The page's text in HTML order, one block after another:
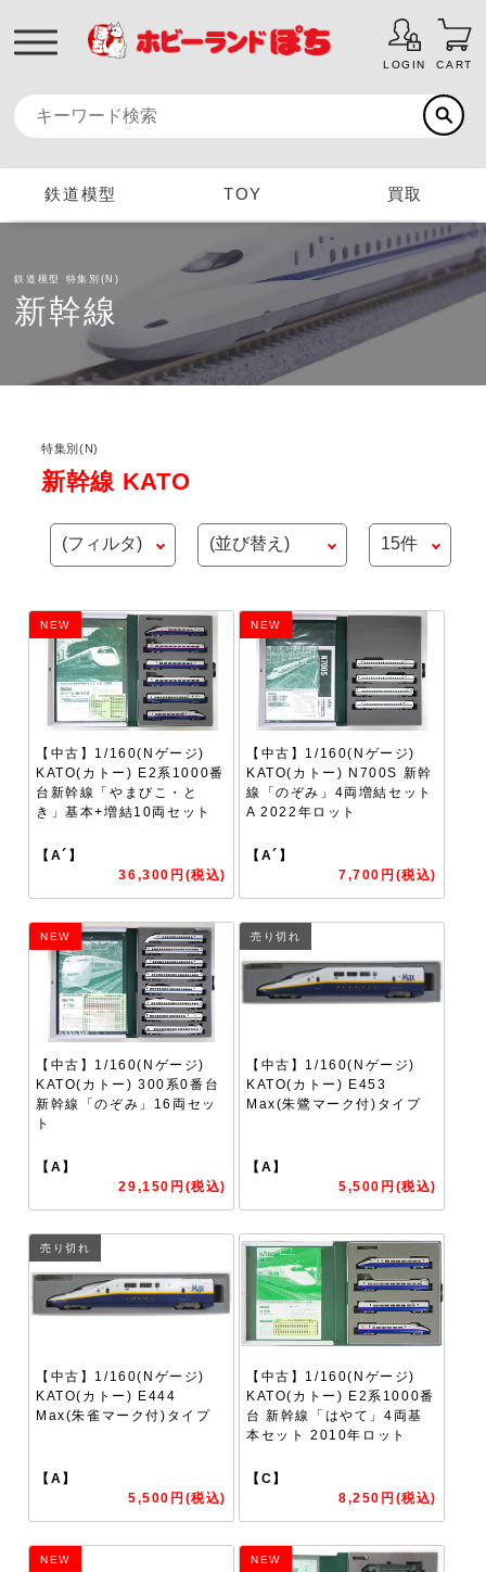
LOGIN CART
鉄道模型 TOY 買取
鉄道模型 特集別(N)
新幹線
特集別(N)
新幹線 KATO
NEW
【中古】1/160(Nゲージ)
KATO(カトー) E2系1000番
台新幹線「やまびこ・と
き」基本+増結10両セット
【A´】
36,300円(税込)
NEW
【中古】1/160(Nゲージ)
KATO(カトー) N700S 新幹
線「のぞみ」4両増結セット
A 2022年ロット
【A´】
7,700円(税込)
NEW
【中古】1/160(Nゲージ)
KATO(カトー) 300系0番台
新幹線「のぞみ」16両セッ
ト
【A】
29,150円(税込)
売り切れ
【中古】1/160(Nゲージ)
KATO(カトー) E453
Max(朱鷺マーク付)タイプ
【A】
5,500円(税込)
売り切れ
【中古】1/160(Nゲージ)
KATO(カトー) E444
Max(朱雀マーク付)タイプ
【A】
5,500円(税込)
【中古】1/160(Nゲージ)
KATO(カトー) E2系1000番
台 新幹線「はやて」4両基
本セット 2010年ロット
【C】
8,250円(税込)
NEW NEW